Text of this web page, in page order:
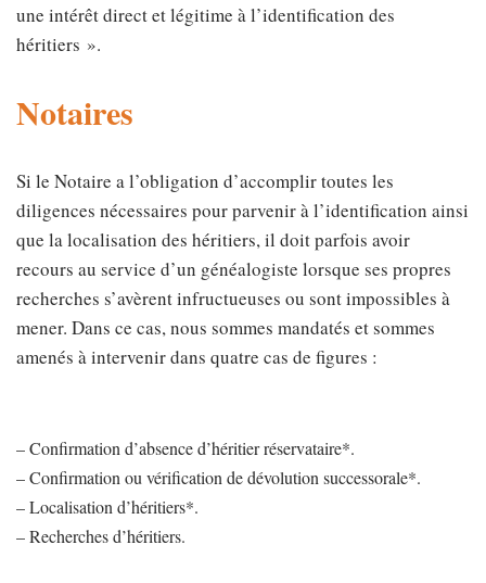
une intérêt direct et légitime à l’identification des
héritiers ».
Notaires
Si le Notaire a l’obligation d’accomplir toutes les
diligences nécessaires pour parvenir à l’identification ainsi
que la localisation des héritiers, il doit parfois avoir
recours au service d’un généalogiste lorsque ses propres
recherches s’avèrent infructueuses ou sont impossibles à
mener. Dans ce cas, nous sommes mandatés et sommes
amenés à intervenir dans quatre cas de figures :
– Confirmation d’absence d’héritier réservataire*.
– Confirmation ou vérification de dévolution successorale*.
– Localisation d’héritiers*.
– Recherches d’héritiers.